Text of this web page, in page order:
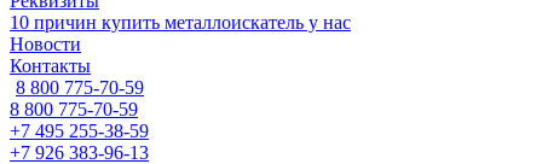
10 причин купить металлоискатель у нас
Новости
Контакты
8 800 775-70-59
8 800 775-70-59
+7 495 255-38-59
+7 926 383-96-13